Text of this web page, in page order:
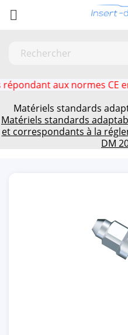

aux normes CE en
Matériels standards
Matériels standards
et correspondants à la
DM